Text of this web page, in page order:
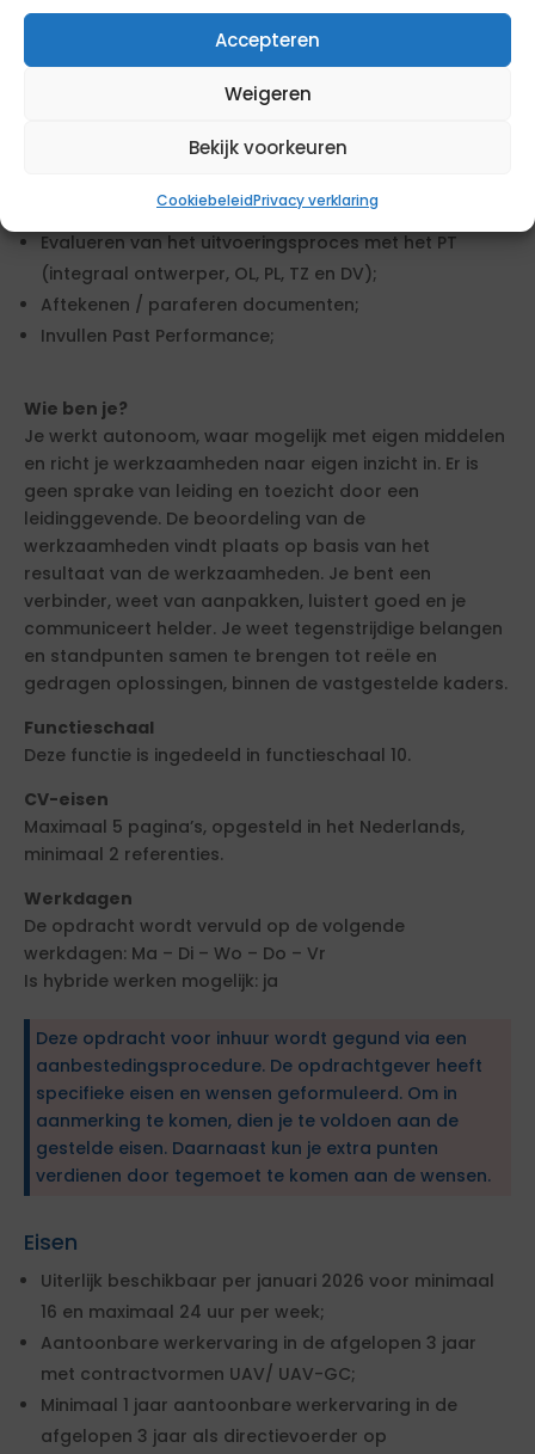
Accepteren
Weigeren
Bekijk voorkeuren
CookiebeleidPrivacy verklaring
opstellen van het proces verbaal van opneming;
Controleren van de kwaliteit van geleverd werk
garantieperiode i.s.m. de toezichthouder;
projectdossier;
Evalueren van het uitvoeringsproces met het PT
(integraal ontwerper, OL, PL, TZ en DV);
Aftekenen / paraferen documenten;
Invullen Past Performance;
Wie ben je?
Je werkt autonoom, waar mogelijk met eigen middelen
en richt je werkzaamheden naar eigen inzicht in. Er is
geen sprake van leiding en toezicht door een
leidinggevende. De beoordeling van de
werkzaamheden vindt plaats op basis van het
resultaat van de werkzaamheden. Je bent een
verbinder, weet van aanpakken, luistert goed en je
communiceert helder. Je weet tegenstrijdige belangen
en standpunten samen te brengen tot reële en
gedragen oplossingen, binnen de vastgestelde kaders.
Functieschaal
Deze functie is ingedeeld in functieschaal 10.
CV-eisen
Maximaal 5 pagina’s, opgesteld in het Nederlands,
minimaal 2 referenties.
Werkdagen
De opdracht wordt vervuld op de volgende
werkdagen: Ma – Di – Wo – Do – Vr
Is hybride werken mogelijk: ja
Deze opdracht voor inhuur wordt gegund via een
aanbestedingsprocedure. De opdrachtgever heeft
specifieke eisen en wensen geformuleerd. Om in
aanmerking te komen, dien je te voldoen aan de
gestelde eisen. Daarnaast kun je extra punten
verdienen door tegemoet te komen aan de wensen.
Eisen
Uiterlijk beschikbaar per januari 2026 voor minimaal
16 en maximaal 24 uur per week;
Aantoonbare werkervaring in de afgelopen 3 jaar
met contractvormen UAV/ UAV-GC;
Minimaal 1 jaar aantoonbare werkervaring in de
afgelopen 3 jaar als directievoerder op